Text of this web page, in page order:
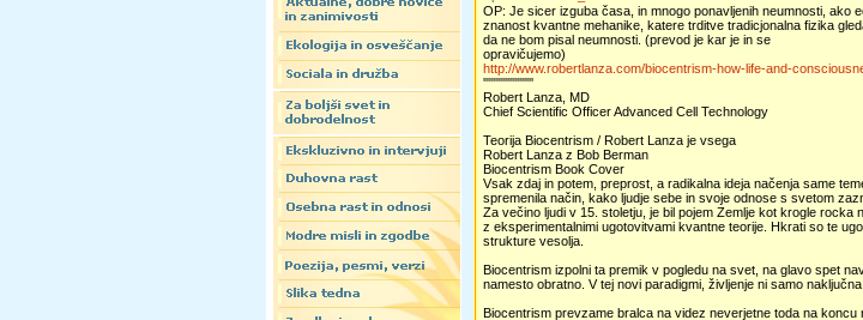
OP: Je sicer izguba časa, in mnogo ponavljenih neumnosti, ako
znanost kvantne mehanike, katere trditve tradicjonalna fizika
da ne bom pisal neumnosti. (prevod je kar je in se
opravičujemo)
http://www.robertlanza.com/biocentrism-how-life-and-
'''''''''''''''''''''
Robert Lanza, MD
Chief Scientific Officer Advanced Cell Technology
Teorija Biocentrism / Robert Lanza je vsega
Robert Lanza z Bob Berman
Biocentrism Book Cover
Vsak zdaj in potem, preprost, a radikalna ideja načenja same
spremenila način, kako ljudje sebe in svoje odnose s svetom
Za večino ljudi v 15. stoletju, je bil pojem Zemlje kot krogle
z eksperimentalnimi ugotovitvami kvantne teorije. Hkrati so te
strukture vesolja.
Biocentrism izpolni ta premik v pogledu na svet, na glavo spet
namesto obratno. V tej novi paradigmi, življenje ni samo
Biocentrism prevzame bralca na videz neverjetne toda na